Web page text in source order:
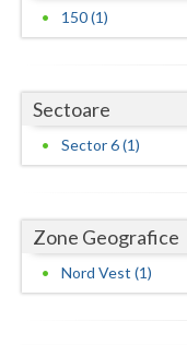
Harghita
Ialomita
Iasi
Maramures
Mehedinti
150 (1)
Sectoare
Sector 6 (1)
Zone Geografice
Nord Vest (1)